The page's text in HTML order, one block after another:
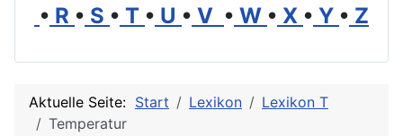
• R • S • T • U • V • W • X • Y • Z
Aktuelle Seite: Start Lexikon
Lexikon T
Temperatur